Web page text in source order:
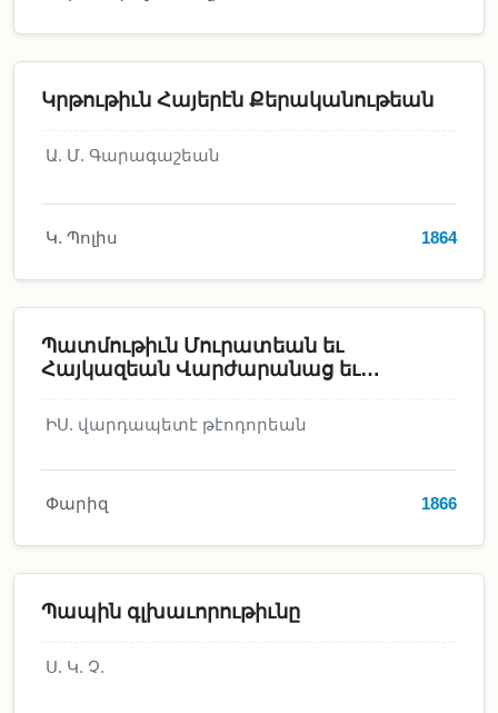
Կրթութիւն Հայերէն Քերականութեան
Ա. Մ. Գարագաշեան
Կ. Պոլիս 1864
Պատմութիւն Մուրատեան եւ
Հայկազեան Վարժարանաց եւ
ԻՍ. վարդապետէ թէոդորեան
Փարիզ 1866
Պապին գլխաւորութիւնը
Ս. Կ. Չ.